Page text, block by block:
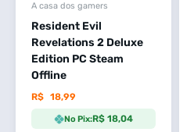
A casa dos gamers
Resident Evil
Revelations 2 Deluxe
Edition PC Steam
Offline
R$ 18,99
No Pix:R$ 18,04